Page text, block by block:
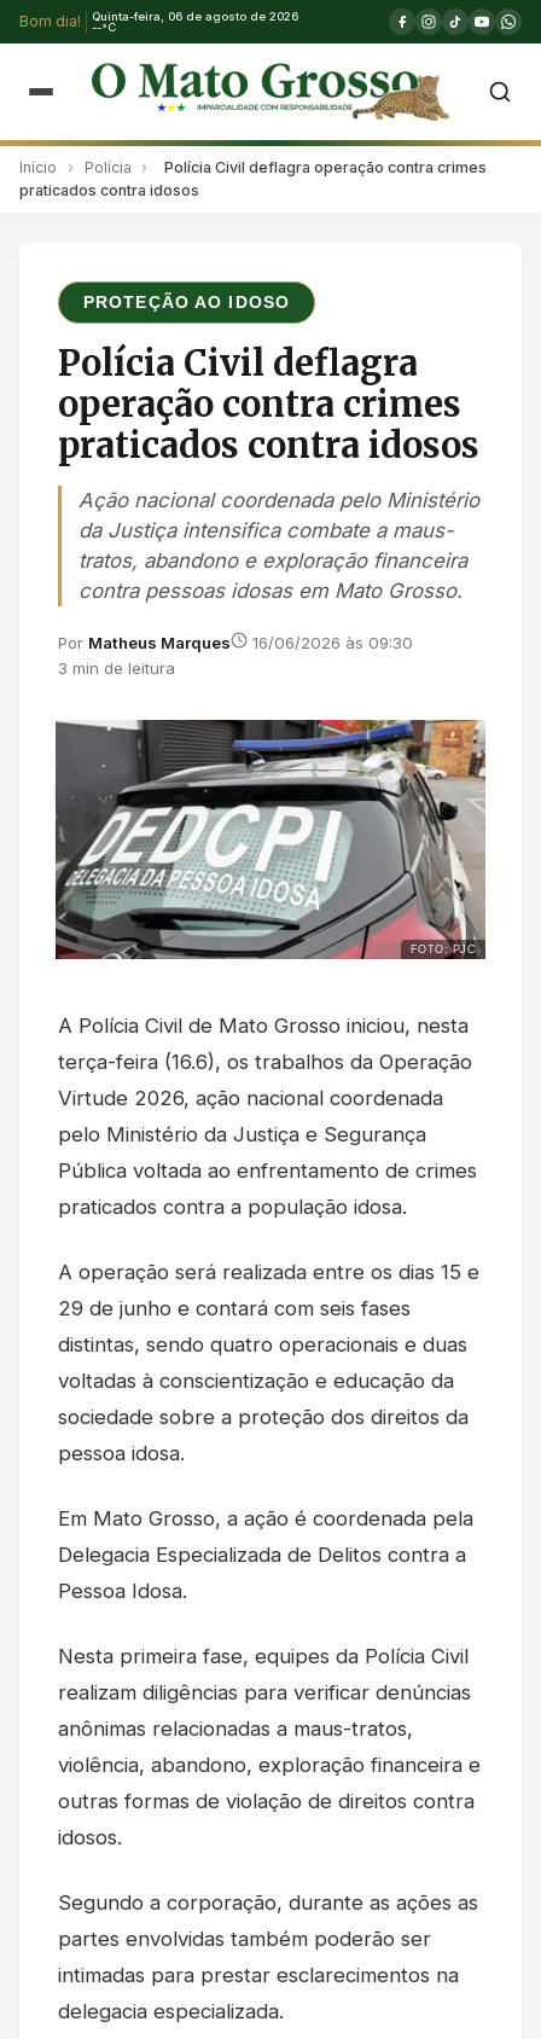
Bom dia!
Quinta-feira, 06 de agosto de 2026
--°C
Início › Polícia ›
Polícia Civil deflagra operação contra crimes
praticados contra idosos
PROTEÇÃO AO IDOSO
Polícia Civil deflagra
operação contra crimes
praticados contra idosos
Ação nacional coordenada pelo Ministério
da Justiça intensifica combate a maus-
tratos, abandono e exploração financeira
contra pessoas idosas em Mato Grosso.
Por Matheus Marques
16/06/2026 às 09:30
3 min de leitura
FOTO: PJC
A Polícia Civil de Mato Grosso iniciou, nesta
terça-feira (16.6), os trabalhos da Operação
Virtude 2026, ação nacional coordenada
pelo Ministério da Justiça e Segurança
Pública voltada ao enfrentamento de crimes
praticados contra a população idosa.
A operação será realizada entre os dias 15 e
29 de junho e contará com seis fases
distintas, sendo quatro operacionais e duas
voltadas à conscientização e educação da
sociedade sobre a proteção dos direitos da
pessoa idosa.
Em Mato Grosso, a ação é coordenada pela
Delegacia Especializada de Delitos contra a
Pessoa Idosa.
Nesta primeira fase, equipes da Polícia Civil
realizam diligências para verificar denúncias
anônimas relacionadas a maus-tratos,
violência, abandono, exploração financeira e
outras formas de violação de direitos contra
idosos.
Segundo a corporação, durante as ações as
partes envolvidas também poderão ser
intimadas para prestar esclarecimentos na
delegacia especializada.